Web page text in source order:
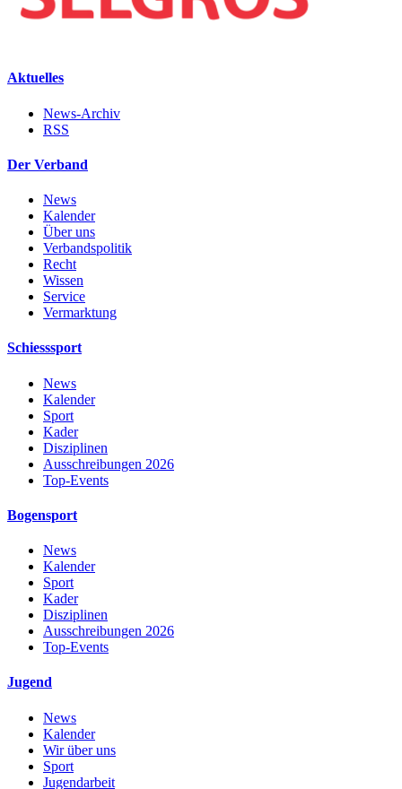
Aktuelles
News-Archiv
RSS
Der Verband
News
Kalender
Über uns
Verbandspolitik
Recht
Wissen
Service
Vermarktung
Schiesssport
News
Kalender
Sport
Kader
Disziplinen
Ausschreibungen 2026
Top-Events
Bogensport
News
Kalender
Sport
Kader
Disziplinen
Ausschreibungen 2026
Top-Events
Jugend
News
Kalender
Wir über uns
Sport
Jugendarbeit